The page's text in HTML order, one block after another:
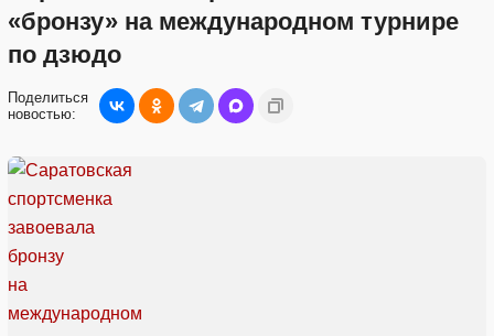
«бронзу» на международном турнире
по дзюдо
Поделиться
новостью: